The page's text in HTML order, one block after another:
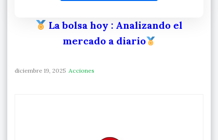
La bolsa hoy : Analizando el
mercado a diario
diciembre 19, 2025 Acciones